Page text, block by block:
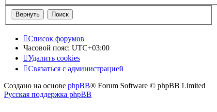
Список форумов
Часовой пояс: UTC+03:00
Удалить cookies
Связаться
администрацией
Связаться с администрацией
Создано на основе phpBB® Forum Software © phpBB Limited
Русская поддержка phpBB